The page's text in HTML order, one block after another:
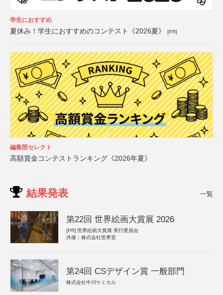
学生におすすめ
夏休み！学生におすすめのコンテスト《2026夏》 [PR]
編集部セレクト
高額賞金コンテストランキング《2026年夏》
結果発表 一覧
第22回 世界絵画大賞展 2026
[PR] 世界絵画大賞展 実行委員会
共催：株式会社世界堂
第24回 CSデザイン賞 一般部門
株式会社中川ケミカル